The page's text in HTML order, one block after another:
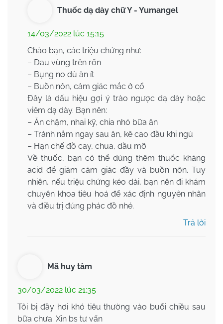
Thuốc dạ dày chữ Y - Yumangel
14/03/2022 lúc 15:15
Chào bạn, các triệu chứng như:
– Đau vùng trên rốn
– Bụng no dù ăn ít
– Buồn nôn, cảm giác mắc ở cổ
Đây là dấu hiệu gợi ý trào ngược dạ dày hoặc
viêm dạ dày. Bạn nên:
– Ăn chậm, nhai kỹ, chia nhỏ bữa ăn
– Tránh nằm ngay sau ăn, kê cao đầu khi ngủ
– Hạn chế đồ cay, chua, dầu mỡ
Về thuốc, bạn có thể dùng thêm thuốc kháng
acid để giảm cảm giác đầy và buồn nôn. Tuy
nhiên, nếu triệu chứng kéo dài, bạn nên đi khám
chuyên khoa tiêu hoá để xác định nguyên nhân
và điều trị đúng phác đồ nhé.
Trả lời
Mã huy tâm
30/03/2022 lúc 21:35
Tôi bị đầy hơi khó tiêu thường vào buổi chiều sau
bữa chưa. Xin bs tư vấn